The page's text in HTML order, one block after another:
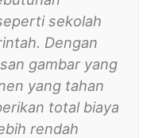
sekolah
Dengan
gambar yang
yang tahan
total biaya
rendah